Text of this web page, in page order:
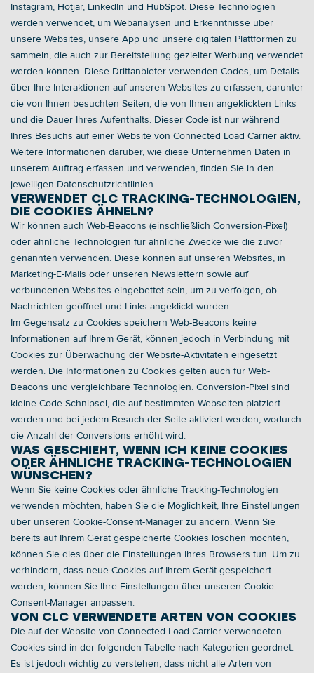
Instagram, Hotjar, LinkedIn und HubSpot. Diese Technologien
werden verwendet, um Webanalysen und Erkenntnisse über
unsere Websites, unsere App und unsere digitalen Plattformen zu
sammeln, die auch zur Bereitstellung gezielter Werbung verwendet
werden können. Diese Drittanbieter verwenden Codes, um Details
über Ihre Interaktionen auf unseren Websites zu erfassen, darunter
die von Ihnen besuchten Seiten, die von Ihnen angeklickten Links
und die Dauer Ihres Aufenthalts. Dieser Code ist nur während
Ihres Besuchs auf einer Website von Connected Load Carrier aktiv.
Weitere Informationen darüber, wie diese Unternehmen Daten in
unserem Auftrag erfassen und verwenden, finden Sie in den
jeweiligen Datenschutzrichtlinien.
VERWENDET CLC TRACKING-TECHNOLOGIEN,
DIE COOKIES ÄHNELN?
Wir können auch Web-Beacons (einschließlich Conversion-Pixel)
oder ähnliche Technologien für ähnliche Zwecke wie die zuvor
genannten verwenden. Diese können auf unseren Websites, in
Marketing-E-Mails oder unseren Newslettern sowie auf
verbundenen Websites eingebettet sein, um zu verfolgen, ob
Nachrichten geöffnet und Links angeklickt wurden.
Im Gegensatz zu Cookies speichern Web-Beacons keine
Informationen auf Ihrem Gerät, können jedoch in Verbindung mit
Cookies zur Überwachung der Website-Aktivitäten eingesetzt
werden. Die Informationen zu Cookies gelten auch für Web-
Beacons und vergleichbare Technologien. Conversion-Pixel sind
kleine Code-Schnipsel, die auf bestimmten Webseiten platziert
werden und bei jedem Besuch der Seite aktiviert werden, wodurch
die Anzahl der Conversions erhöht wird.
WAS GESCHIEHT, WENN ICH KEINE COOKIES
ODER ÄHNLICHE TRACKING-TECHNOLOGIEN
WÜNSCHEN?
Wenn Sie keine Cookies oder ähnliche Tracking-Technologien
verwenden möchten, haben Sie die Möglichkeit, Ihre Einstellungen
über unseren Cookie-Consent-Manager zu ändern. Wenn Sie
bereits auf Ihrem Gerät gespeicherte Cookies löschen möchten,
können Sie dies über die Einstellungen Ihres Browsers tun. Um zu
verhindern, dass neue Cookies auf Ihrem Gerät gespeichert
werden, können Sie Ihre Einstellungen über unseren Cookie-
Consent-Manager anpassen.
VON CLC VERWENDETE ARTEN VON COOKIES
Die auf der Website von Connected Load Carrier verwendeten
Cookies sind in der folgenden Tabelle nach Kategorien geordnet.
Es ist jedoch wichtig zu verstehen, dass nicht alle Arten von